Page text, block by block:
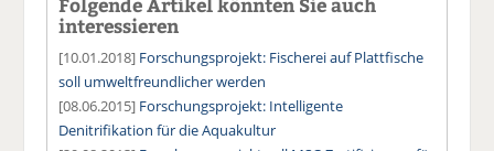
interessieren
[10.01.2018] Forschungsprojekt: Fischerei auf Plattfische
soll umweltfreundlicher werden
[08.06.2015] Forschungsprojekt: Intelligente
Denitrifikation für die Aquakultur